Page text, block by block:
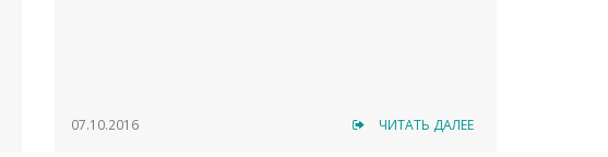
07.10.2016 ЧИТАТЬ ДАЛЕЕ